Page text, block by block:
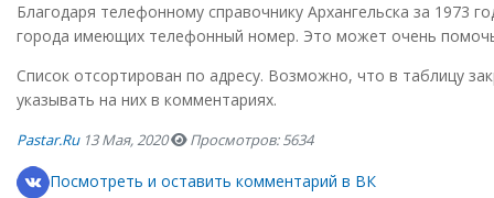
Благодаря телефонному справочнику Архангельска за 1973
города имеющих телефонный номер. Это может очень помочь
Список отсортирован по адресу. Возможно, что в таблицу
указывать на них в комментариях.
Pastar.ru 13 Мая, 2020 Просмотров: 5634
Посмотреть и оставить комментарий в ВК